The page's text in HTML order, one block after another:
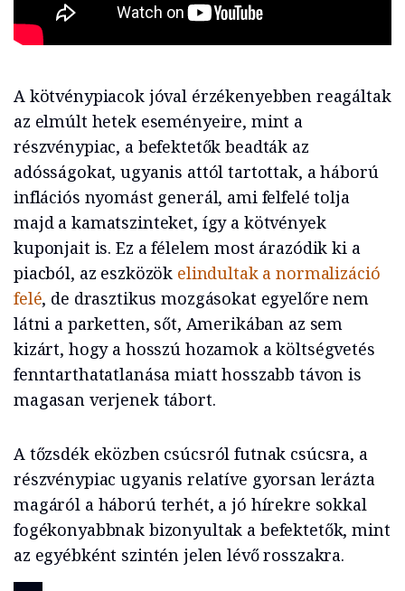
A kötvénypiacok jóval érzékenyebben reagáltak
az elmúlt hetek eseményeire, mint a
részvénypiac, a befektetők beadták az
adósságokat, ugyanis attól tartottak, a háború
inflációs nyomást generál, ami felfelé tolja
majd a kamatszinteket, így a kötvények
kuponjait is. Ez a félelem most árazódik ki a
piacból, az eszközök elindultak a normalizáció
felé, de drasztikus mozgásokat egyelőre nem
látni a parketten, sőt, Amerikában az sem
kizárt, hogy a hosszú hozamok a költségvetés
fenntarthatatlanása miatt hosszabb távon is
magasan verjenek tábort.
A tőzsdék eközben csúcsról futnak csúcsra, a
részvénypiac ugyanis relatíve gyorsan lerázta
magáról a háború terhét, a jó hírekre sokkal
fogékonyabbnak bizonyultak a befektetők, mint
az egyébként szintén jelen lévő rosszakra.